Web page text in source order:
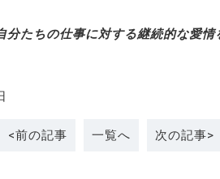
たちの仕事に対する継続的な愛
<前の記事 一覧へ 次の記事>